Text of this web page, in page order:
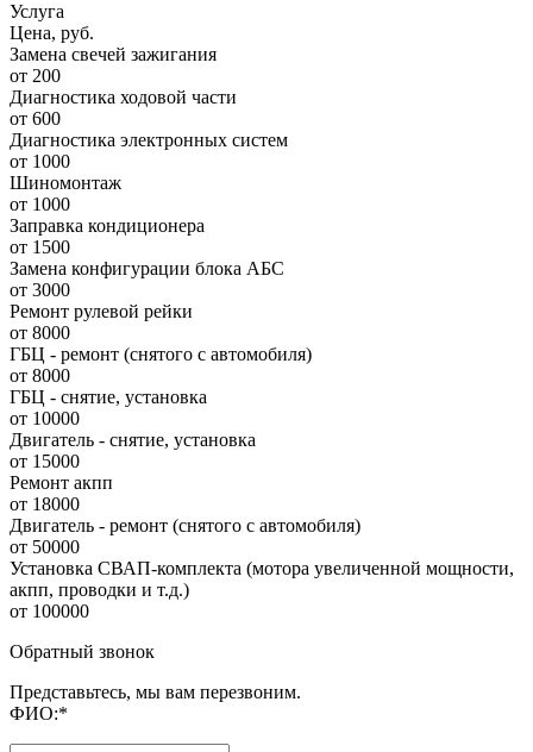
Услуга
Цена, руб.
Замена свечей зажигания
от 200
Диагностика ходовой части
от 600
Диагностика электронных систем
от 1000
Шиномонтаж
от 1000
Заправка кондиционера
от 1500
Замена конфигурации блока АБС
от 3000
Ремонт рулевой рейки
от 8000
ГБЦ - ремонт (снятого с автомобиля)
от 8000
ГБЦ - снятие, установка
от 10000
Двигатель - снятие, установка
от 15000
Ремонт акпп
от 18000
Двигатель - ремонт (снятого с автомобиля)
от 50000
Установка СВАП-комплекта (мотора увеличенной мощности,
акпп, проводки и т.д.)
от 100000
Обратный звонок
Представьтесь, мы вам перезвоним.
ФИО:*